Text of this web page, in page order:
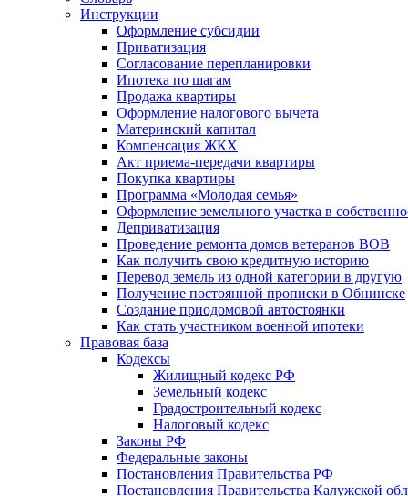
Инструкции
Оформление субсидии
Приватизация
Согласование перепланировки
Ипотека по шагам
Продажа квартиры
Оформление налогового вычета
Материнский капитал
Компенсация ЖКХ
Акт приема-передачи квартиры
Покупка квартиры
Программа «Молодая семья»
Оформление земельного участка в
Деприватизация
Проведение ремонта домов ветеранов ВОВ
Как получить свою кредитную историю
Перевод земель из одной категории в другую
Получение постоянной прописки в Обнинске
Создание приодомовой автостоянки
Как стать участником военной ипотеки
Правовая база
Кодексы
Жилищный кодекс РФ
Земельный кодекс
Градостроительный кодекс
Налоговый кодекс
Законы РФ
Федеральные законы
Постановления Правительства РФ
Постановления Правительства Калужской